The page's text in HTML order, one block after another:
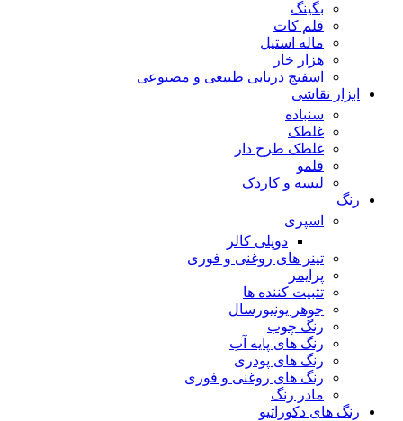
بگینگ
قلم کات
ماله استیل
هزار خار
اسفنج دریایی طبیعی و مصنوعی
ابزار نقاشی
سنباده
غلطک
غلطک طرح دار
قلمو
لیسه و کاردک
رنگ
اسپری
دوپلی کالر
تینر های روغنی و فوری
پرایمر
تثبیت کننده ها
جوهر یونیورسال
رنگ چوب
رنگ‌ های پایه آب
رنگ های پودری
رنگ‌ های روغنی و فوری
مادر رنگ
رنگ های دکوراتیو